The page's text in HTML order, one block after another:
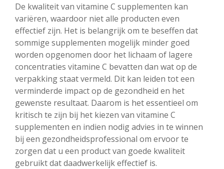
De kwaliteit van vitamine C supplementen kan
variëren, waardoor niet alle producten even
effectief zijn. Het is belangrijk om te beseffen dat
sommige supplementen mogelijk minder goed
worden opgenomen door het lichaam of lagere
concentraties vitamine C bevatten dan wat op de
verpakking staat vermeld. Dit kan leiden tot een
verminderde impact op de gezondheid en het
gewenste resultaat. Daarom is het essentieel om
kritisch te zijn bij het kiezen van vitamine C
supplementen en indien nodig advies in te winnen
bij een gezondheidsprofessional om ervoor te
zorgen dat u een product van goede kwaliteit
gebruikt dat daadwerkelijk effectief is.